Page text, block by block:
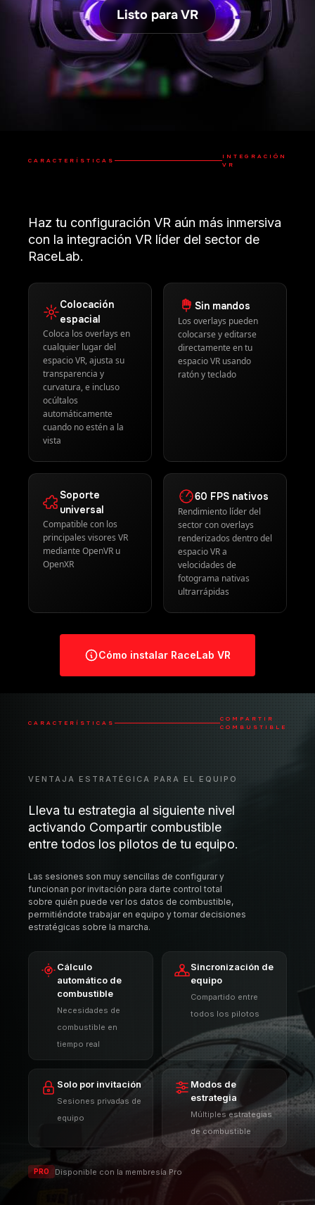
Listo para VR
CARACTERÍSTICAS
INTEGRACIÓN
VR
Haz tu configuración VR aún más inmersiva
con la integración VR líder del sector de
RaceLab.
Colocación
espacial
Coloca los overlays en
cualquier lugar del
espacio VR, ajusta su
transparencia y
curvatura, e incluso
ocúltalos
automáticamente
cuando no estén a la
vista
Sin mandos
Los overlays pueden
colocarse y editarse
directamente en tu
espacio VR usando
ratón y teclado
Soporte
universal
Compatible con los
principales visores VR
mediante OpenVR u
OpenXR
60 FPS nativos
Rendimiento líder del
sector con overlays
renderizados dentro del
espacio VR a
velocidades de
fotograma nativas
ultrarrápidas
Cómo instalar RaceLab VR
CARACTERÍSTICAS
COMPARTIR
COMBUSTIBLE
VENTAJA ESTRATÉGICA PARA EL EQUIPO
Lleva tu estrategia al siguiente nivel
activando Compartir combustible
entre todos los pilotos de tu equipo.
Las sesiones son muy sencillas de configurar y
funcionan por invitación para darte control total
sobre quién puede ver los datos de combustible,
permitiéndote trabajar en equipo y tomar decisiones
estratégicas sobre la marcha.
Cálculo
automático de
combustible
Necesidades de
combustible en
tiempo real
Sincronización de
equipo
Compartido entre
todos los pilotos
Solo por invitación
Sesiones privadas de
equipo
Modos de
estrategia
Múltiples estrategias
de combustible
PRO Disponible con la membresía Pro